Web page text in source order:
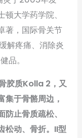
大学药学院、
著，国际骨关节
解疼痛、消除炎
品。
胶质Kolla 2，又
集于骨骼周边，
止骨质疏松、
松动、骨折。II型